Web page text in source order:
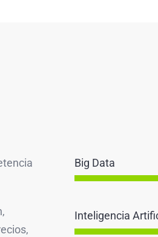
Big Data
Inteligencia